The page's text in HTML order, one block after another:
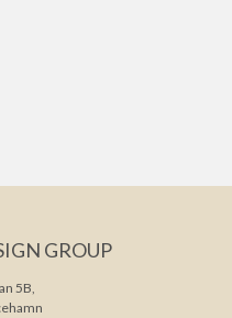
GROUP
5B,